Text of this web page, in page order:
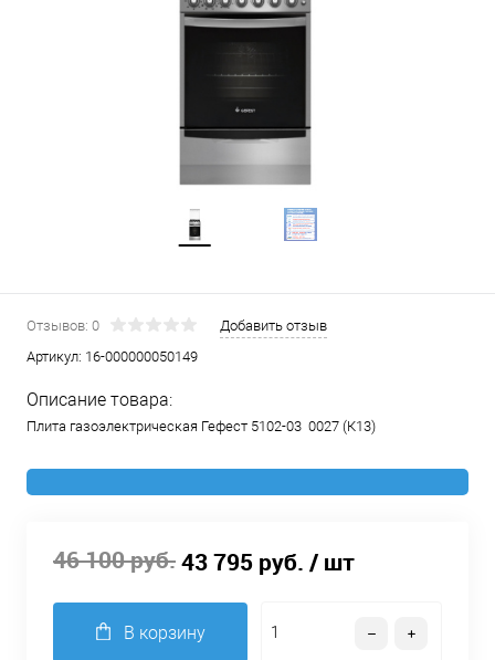
Отзывов: 0
Добавить отзыв
Артикул: 16-000000050149
Описание товара:
Плита газоэлектрическая Гефест 5102-03 0027 (К13)
46 100 руб.43 795 руб. / шт
В корзину